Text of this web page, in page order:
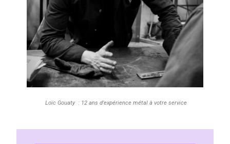
Loïc Gouaty : 12 ans d’expérience métal à votre service